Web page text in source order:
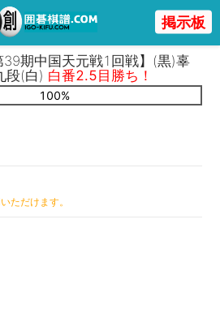
掲示板
39期中国天元戦1回戦】(黒)辜
段(白) 白番2.5目勝ち！
100%
ただけます。